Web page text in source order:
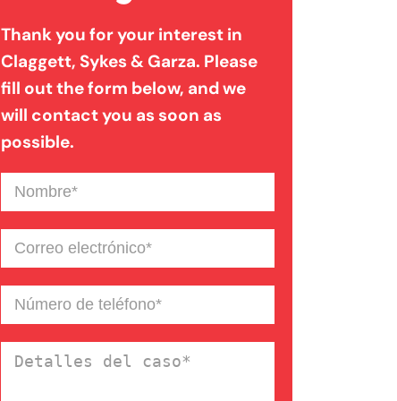
Negligencia Medica
Thank you for your interest in
Claggett, Sykes & Garza. Please
fill out the form below, and we
will contact you as soon as
possible.
Nombre(Required)
Correo
electrónico(Required)
Número
de
teléfono(Required)
Detalles